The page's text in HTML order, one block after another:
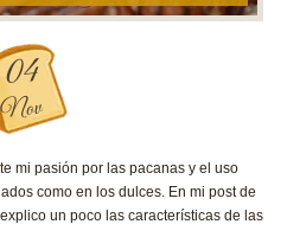
04
Nov
mi pasión por las pacanas y el uso
como en los dulces. En mi post de
un poco las características de las